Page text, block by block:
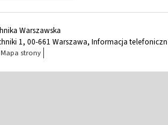
Warszawska
1, 00-661 Warszawa, Informacja
Mapa strony